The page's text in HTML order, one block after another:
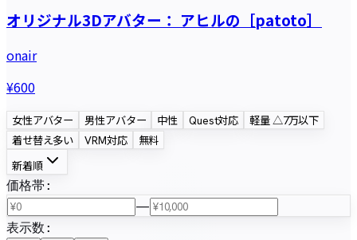
オリジナル3Dアバター： アヒルの［patoto］
onair
¥600
女性アバター 男性アバター 中性 Quest対応
軽量 △7万以下
着せ替え多い
VRM対応
無料
新着順
価格帯 :
—
表示数 :